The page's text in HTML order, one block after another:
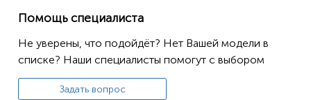
Помощь специалиста
Не уверены, что подойдёт? Нет Вашей модели в
списке? Наши специалисты помогут с выбором
Задать вопрос